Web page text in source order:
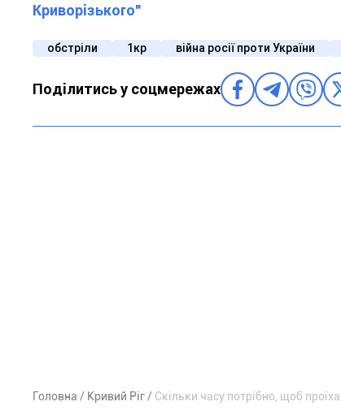
Криворізького"
обстріли 1кр війна росії проти України
Поділитись у соцмережах
Головна Кривий Ріг Скільки часу потрібно, щоб